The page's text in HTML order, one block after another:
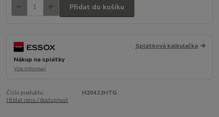
Přidat do košíku
Splátková kalkulačka
Nákup na splátky
Více informací
Číslo produktu:
H20422HTG
Hlídat cenu / dostupnost